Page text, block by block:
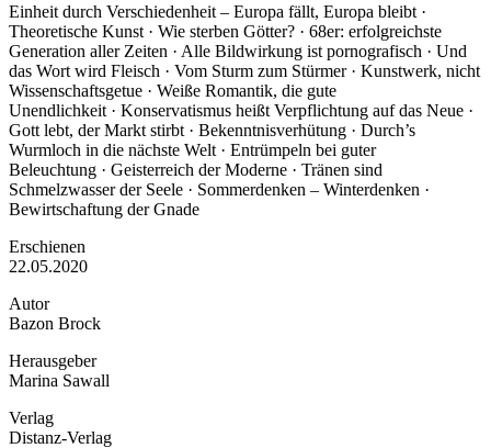
Einheit durch Verschiedenheit – Europa fällt, Europa bleibt ·
Theoretische Kunst · Wie sterben Götter? · 68er: erfolgreichste
Generation aller Zeiten · Alle Bildwirkung ist pornografisch · Und
das Wort wird Fleisch · Vom Sturm zum Stürmer · Kunstwerk, nicht
Wissenschaftsgetue · Weiße Romantik, die gute
Unendlichkeit · Konservatismus heißt Verpflichtung auf das Neue ·
Gott lebt, der Markt stirbt · Bekenntnisverhütung · Durch’s
Wurmloch in die nächste Welt · Entrümpeln bei guter
Beleuchtung · Geisterreich der Moderne · Tränen sind
Schmelzwasser der Seele · Sommerdenken – Winterdenken ·
Bewirtschaftung der Gnade
Erschienen
22.05.2020
Autor
Bazon Brock
Herausgeber
Marina Sawall
Verlag
Distanz-Verlag